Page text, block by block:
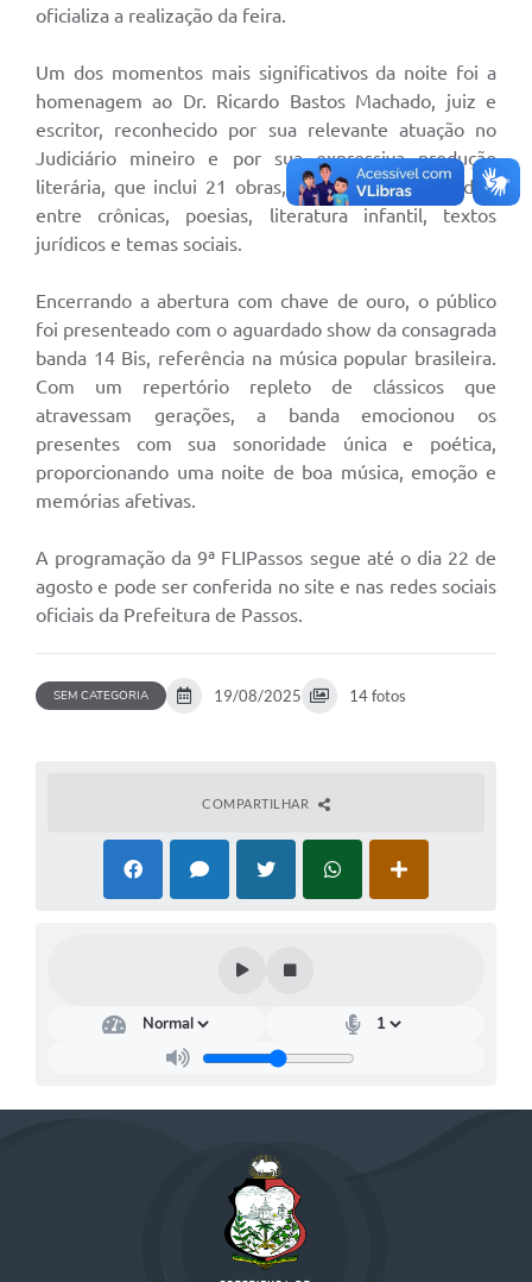
oficializa a realização da feira.
Um dos momentos mais significativos da noite foi a
homenagem ao Dr. Ricardo Bastos Machado, juiz e
escritor, reconhecido por sua relevante atuação no
Judiciário mineiro e por sua expressiva produção
literária, que inclui 21 obras, sendo 15 já publicadas,
entre crônicas, poesias, literatura infantil, textos
jurídicos e temas sociais.
Encerrando a abertura com chave de ouro, o público
foi presenteado com o aguardado show da consagrada
banda 14 Bis, referência na música popular brasileira.
Com um repertório repleto de clássicos que
atravessam gerações, a banda emocionou os
presentes com sua sonoridade única e poética,
proporcionando uma noite de boa música, emoção e
memórias afetivas.
A programação da 9ª FLIPassos segue até o dia 22 de
agosto e pode ser conferida no site e nas redes sociais
oficiais da Prefeitura de Passos.
SEM CATEGORIA 19/08/2025 14 fotos
COMPARTILHAR